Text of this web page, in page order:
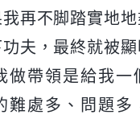
再不脚踏實地
夫，最終就被顯
做帶領是給我一
難處多、問題多